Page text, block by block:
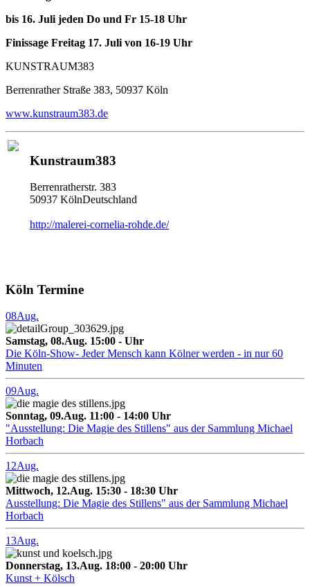
bis 16. Juli jeden Do und Fr 15-18 Uhr
Finissage Freitag 17. Juli von 16-19 Uhr
KUNSTRAUM383
Berrenrather Straße 383, 50937 Köln
www.kunstraum383.de
Kunstraum383
Berrenratherstr. 383
50937 KölnDeutschland
http://malerei-cornelia-rohde.de/
Köln Termine
08Aug.
Samstag, 08.Aug. 15:00 - Uhr
Die Köln-Show- Jeder Mensch kann Kölner werden - in nur 60
Minuten
09Aug.
Sonntag, 09.Aug. 11:00 - 14:00 Uhr
"Ausstellung: Die Magie des Stillens" aus der Sammlung Michael
Horbach
12Aug.
Mittwoch, 12.Aug. 15:30 - 18:30 Uhr
Ausstellung: Die Magie des Stillens" aus der Sammlung Michael
Horbach
13Aug.
Donnerstag, 13.Aug. 18:00 - 20:00 Uhr
Kunst + Kölsch